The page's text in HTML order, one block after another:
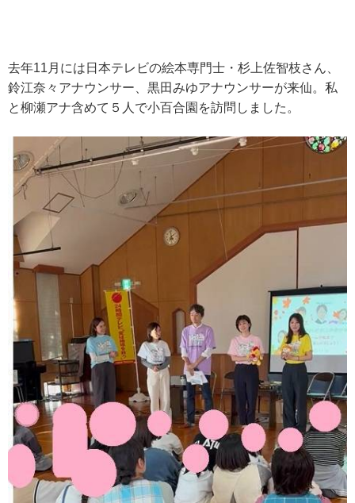
去年11月には日本テレビの絵本専門士・杉上佐智枝さん、
鈴江奈々アナウンサー、黒田みゆアナウンサーが来仙。私
と柳瀬アナ含めて５人で小百合園を訪問しました。